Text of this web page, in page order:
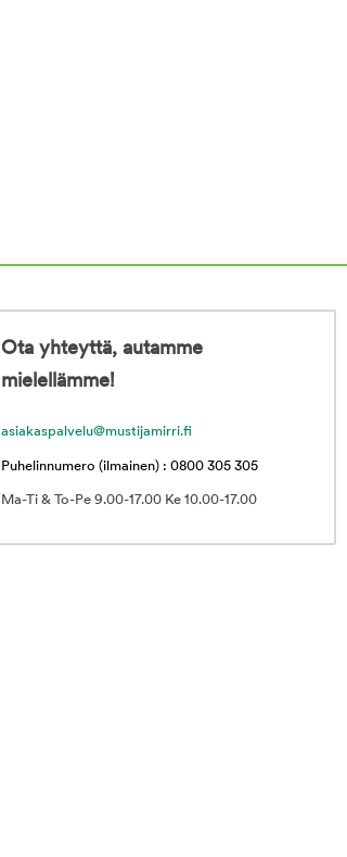
Ota yhteyttä, autamme
mielellämme!
asiakaspalvelu@mustijamirri.fi
Puhelinnumero (ilmainen) : 0800 305 305
Ma-Ti & To-Pe 9.00-17.00 Ke 10.00-17.00